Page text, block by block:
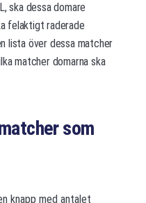
ska dessa domare
felaktigt raderade
lista över dessa matcher
matcher domarna ska
som
knapp med antalet